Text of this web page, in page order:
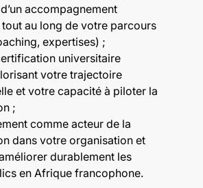
accompagnement
au long de votre parcours
expertises) ;
universitaire
votre trajectoire
et votre capacité à piloter la
;
comme acteur de la
dans votre organisation et
durablement les
en Afrique francophone.